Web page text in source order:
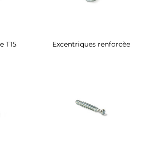
T15 Excentriques renforcèe